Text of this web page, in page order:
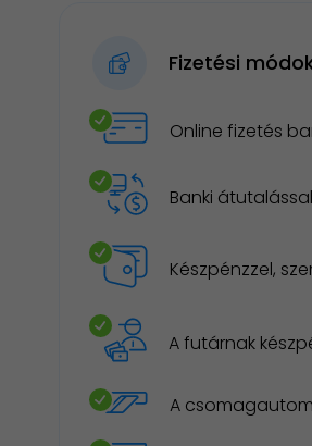
Fizetési
Online fizetés
Banki átutalással
Készpénzzel,
A futárnak
A